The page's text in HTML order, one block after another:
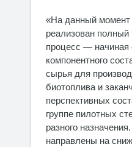
«На данный момент
реализован полный
процесс — начиная
компонентного
сырья для
биотоплива и
перспективных
группе пилотных
разного
направлены на